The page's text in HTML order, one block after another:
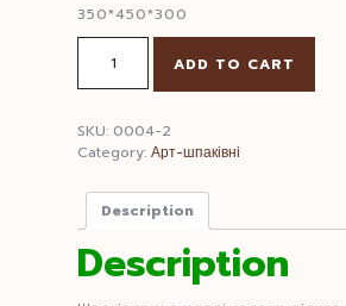
350*450*300
АУ
ADD TO CART
SKU: 0004-2
Category: Арт-шпаківні
Description
Description